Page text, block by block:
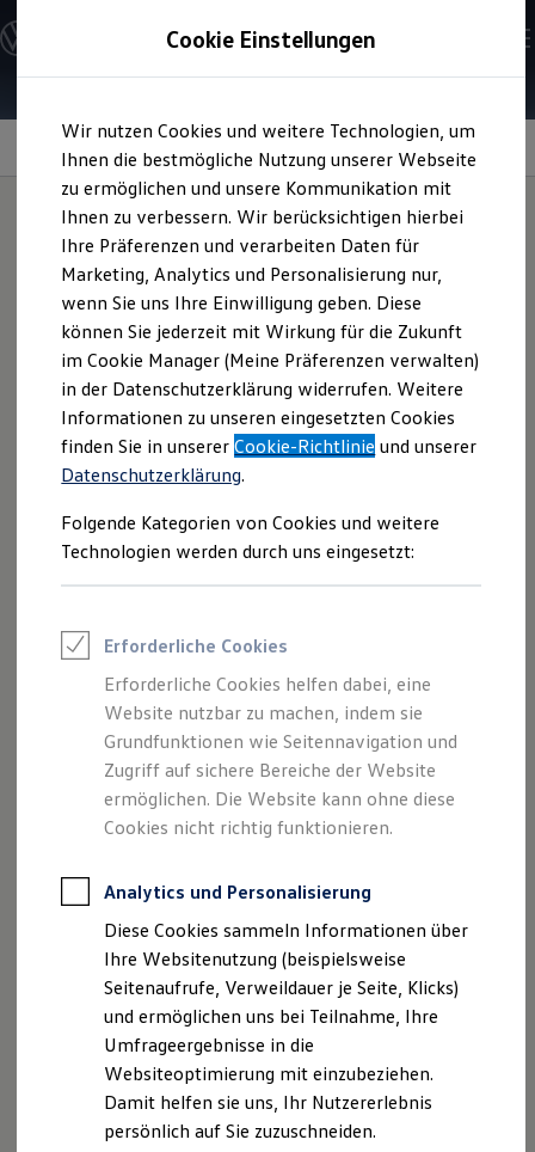
Hauptinhalt
springen
Footer
springen
Modelle und Konfigurator
Konfigurator
Modelle vergleichen
Elektroautos
ENERGY Sondermodelle
Nutzfahrzeuge
SUV und CUV
Familienautos
Kombis
Kompaktwagen
Sportwagen
Schnell verfügbare Fahrzeuge
Angebote und Produkte
Aktuelle Angebote
E-Auto-Förderung
Volkswagen Marktplatz
Die ENERGY Sondermodelle
Junge Gebrauchtwagen und Gebrauchtwagen
Volkswagen Zertifizierte Gebrauchtwagen
Elektromobilität bei Gebrauchtwagen
Saisonangebote
Reifenpakete
Leasing
Leasing-Angebote
Elektroauto Leasing
Kleinwagen-Leasing
Leasing ohne Anzahlung
Finanzierung
Autokredit mit Schlussrate
Versicherungen und Garantien
Kfz-Versicherung
Restschuldversicherungen
Garantien
Professional Class bei Volkswagen
Behörden
Direktkunden
Sonderfahrzeuge
Anpfiff zum Gewinn
Elektromobilität
Elektroautos
ID. Tutorials
Elektrofahrzeugkonzepte
ID. EVERY1
Reichweite
Information
Schneekette„Servo 9“
Diese Schneekette passt auf die Reifengrößen 235/55 R 19
und 255/50 R 19. Das engmaschige Laufnetz verbessert die
Grip-Verhältnisse und ein manuelles Nachspannen der Kette
ist nicht mehr nötig. Fragen Sie das Produkt gern bei Ihrem
VolkswagenPartner an.
Nutzungsbedingungen
Datenschutzerklärungen
Cookie-Richtlinie
Lizenzhinweise Dritter
Angaben zum Digital Services Act (DSA)
EU Data Act
Produktsicherheitsinformationen
Vertrag Widerrufen
Disclaimer von Volkswagen AG
Cookie Einstellungen
Wir nutzen Cookies und weitere Technologien, um
Ihnen die bestmögliche Nutzung unserer Webseite
zu ermöglichen und unsere Kommunikation mit
Ihnen zu verbessern. Wir berücksichtigen hierbei
Ihre Präferenzen und verarbeiten Daten für
Marketing, Analytics und Personalisierung nur,
wenn Sie uns Ihre Einwilligung geben. Diese
können Sie jederzeit mit Wirkung für die Zukunft
im Cookie Manager (Meine Präferenzen verwalten)
in der Datenschutzerklärung widerrufen. Weitere
Informationen zu unseren eingesetzten Cookies
finden Sie in unsererCookie-Richtlinie und unserer
Datenschutzerklärung.
Folgende Kategorien von Cookies und weitere
Technologien werden durch uns eingesetzt:
Erforderliche Cookies
Erforderliche Cookies helfen dabei, eine
Website nutzbar zu machen, indem sie
Grundfunktionen wie Seitennavigation und
Zugriff auf sichere Bereiche der Website
ermöglichen. Die Website kann ohne diese
Cookies nicht richtig funktionieren.
Analytics und Personalisierung
Diese Cookies sammeln Informationen über
Ihre Websitenutzung (beispielsweise
Seitenaufrufe, Verweildauer je Seite, Klicks)
und ermöglichen uns bei Teilnahme, Ihre
Umfrageergebnisse in die
Websiteoptimierung mit einzubeziehen.
Damit helfen sie uns, Ihr Nutzererlebnis
persönlich auf Sie zuzuschneiden.